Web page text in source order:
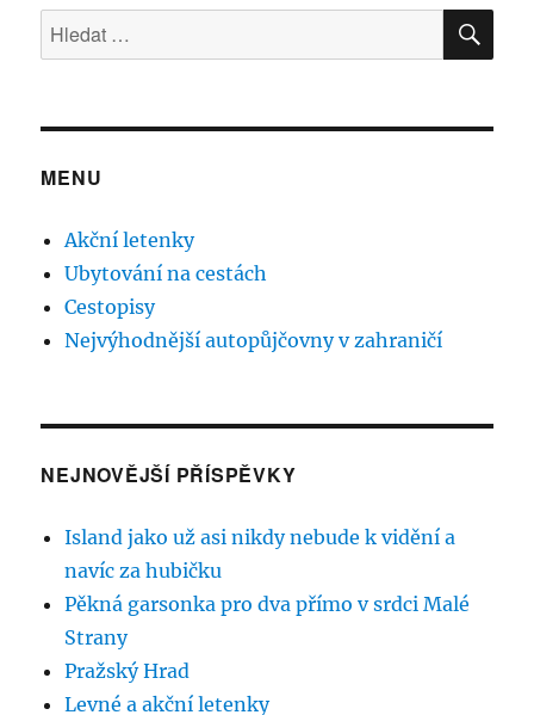
Hledat:
MENU
Akční letenky
Ubytování na cestách
Cestopisy
Nejvýhodnější autopůjčovny v zahraničí
NEJNOVĚJŠÍ PŘÍSPĚVKY
Island jako už asi nikdy nebude k vidění a
navíc za hubičku
Pěkná garsonka pro dva přímo v srdci Malé
Strany
Pražský Hrad
Levné a akční letenky